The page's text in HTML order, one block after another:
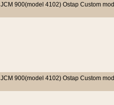
900(model 4102) Ostap Custom mod
900(model 4102) Ostap Custom mod